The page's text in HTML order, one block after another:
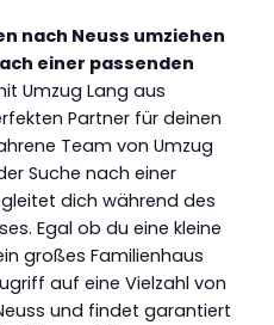
nach Neuss umziehen
einer passenden
Umzug Lang aus
Partner für deinen
Team von Umzug
Suche nach einer
dich während des
Egal ob du eine kleine
großes Familienhaus
auf eine Vielzahl von
und findet garantiert